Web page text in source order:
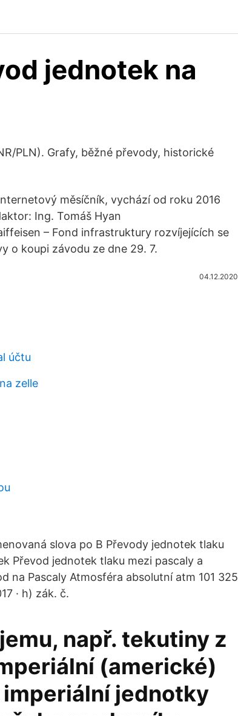
jednotek na
PLN). Grafy, běžné převody, historické
měsíčník, vychází od roku 2016
Ing. Tomáš Hyan
– Fond infrastruktury rozvíjejících se
o koupi závodu ze dne 29. 7.
04.12.2020
účtu
zelle
slova po B Převody jednotek tlaku
Převod jednotek tlaku mezi pascaly a
na Pascaly Atmosféra absolutní atm 101 325
· h) zák. č.
např. tekutiny z
(americké)
jednotky